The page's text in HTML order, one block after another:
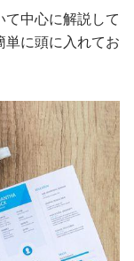
て中心に解説して
単に頭に入れてお